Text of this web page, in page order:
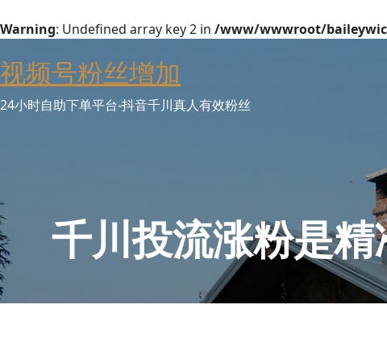
Warning: Undefined array key 2 in /www/wwwroot/
to
content
视频号粉丝增加
24小时自助下单平台-抖音千川真人有效粉丝
千川投流涨粉是